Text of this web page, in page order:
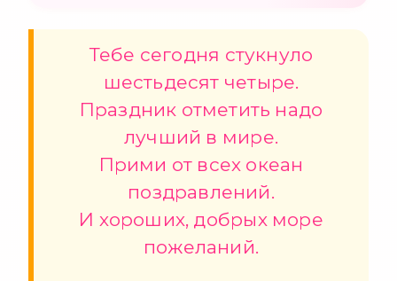
Тебе сегодня стукнуло
шестьдесят четыре.
Праздник отметить надо
лучший в мире.
Прими от всех океан
поздравлений.
И хороших, добрых море
пожеланий.